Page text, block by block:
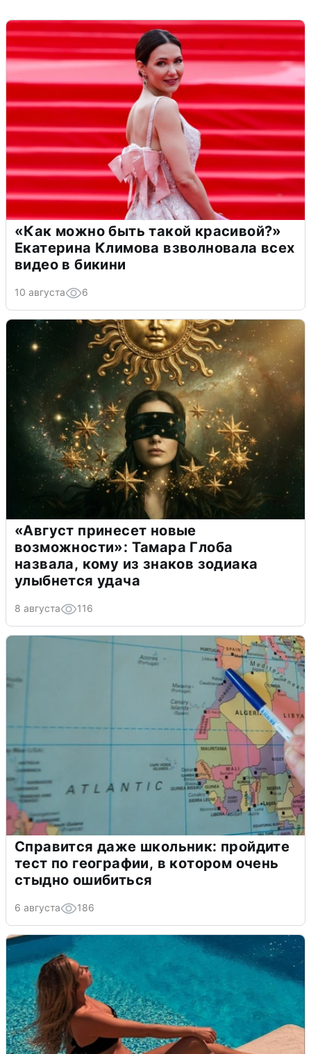
«Как можно быть такой красивой?»
Екатерина Климова взволновала всех
видео в бикини
10 августа 6
«Август принесет новые
возможности»: Тамара Глоба
назвала, кому из знаков зодиака
улыбнется удача
8 августа 116
Справится даже школьник: пройдите
тест по географии, в котором очень
стыдно ошибиться
6 августа 186